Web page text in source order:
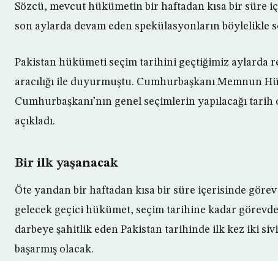
Sözcü, mevcut hükümetin bir haftadan kısa bir süre
son aylarda devam eden spekülasyonların böylelikle
Pakistan hükümeti seçim tarihini geçtiğimiz aylarda
aracılığı ile duyurmuştu. Cumhurbaşkanı Memnun
Cumhurbaşkanı’nın genel seçimlerin yapılacağı tarih
açıkladı.
Bir ilk yaşanacak
Öte yandan bir haftadan kısa bir süre içerisinde
gelecek geçici hükümet, seçim tarihine kadar görevde
darbeye şahitlik eden Pakistan tarihinde ilk kez iki
başarmış olacak.